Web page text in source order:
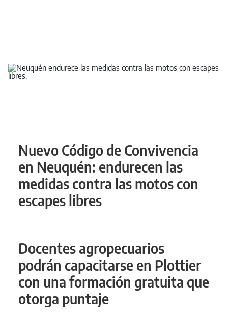
Nuevo Código de Convivencia
en Neuquén: endurecen las
medidas contra las motos con
escapes libres
Docentes agropecuarios
podrán capacitarse en Plottier
con una formación gratuita que
otorga puntaje